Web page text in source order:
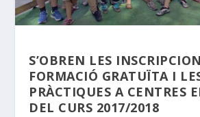
S’OBREN LES
FORMACIÓ GRATUÏTA I
PRÀCTIQUES A CENTRES
DEL CURS 2017/2018